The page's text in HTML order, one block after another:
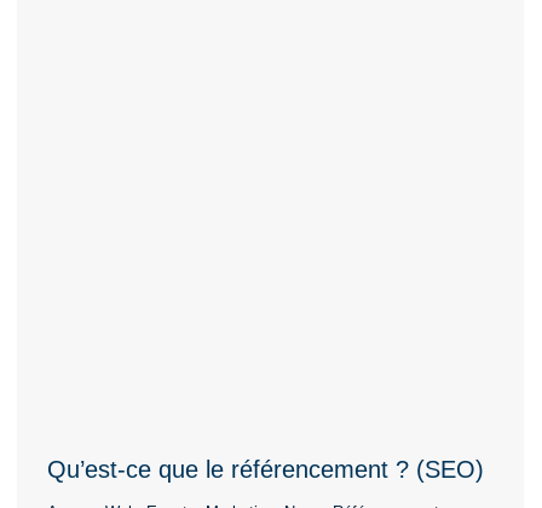
Qu’est-ce que le référencement ? (SEO)